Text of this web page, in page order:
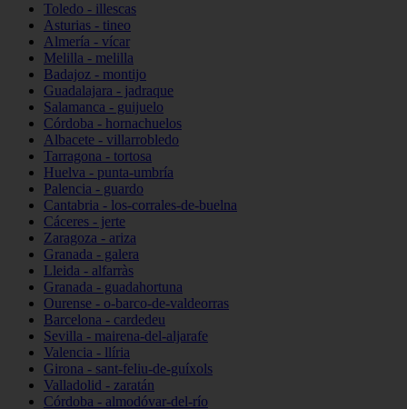
Toledo - illescas
Asturias - tineo
Almería - vícar
Melilla - melilla
Badajoz - montijo
Guadalajara - jadraque
Salamanca - guijuelo
Córdoba - hornachuelos
Albacete - villarrobledo
Tarragona - tortosa
Huelva - punta-umbría
Palencia - guardo
Cantabria - los-corrales-de-buelna
Cáceres - jerte
Zaragoza - ariza
Granada - galera
Lleida - alfarràs
Granada - guadahortuna
Ourense - o-barco-de-valdeorras
Barcelona - cardedeu
Sevilla - mairena-del-aljarafe
Valencia - llíria
Girona - sant-feliu-de-guíxols
Valladolid - zaratán
Córdoba - almodóvar-del-río